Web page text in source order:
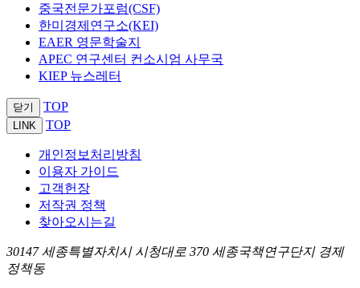
중국전문가포럼(CSF)
한미경제연구소(KEI)
EAER 영문학술지
APEC 연구센터 컨소시엄 사무국
KIEP 뉴스레터
닫기 TOP
LINK TOP
개인정보처리방침
이용자 가이드
고객헌장
저작권 정책
찾아오시는길
30147 세종특별자치시 시청대로 370 세종국책연구단지 경제
정책동